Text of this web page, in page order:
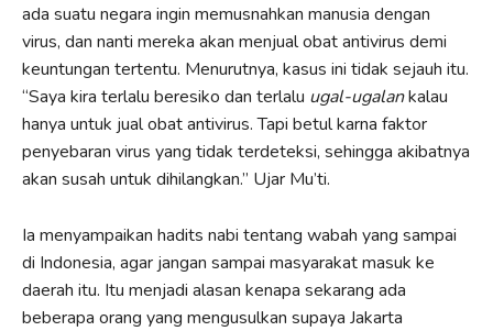
ada suatu negara ingin memusnahkan manusia dengan
virus, dan nanti mereka akan menjual obat antivirus demi
keuntungan tertentu. Menurutnya, kasus ini tidak sejauh itu.
“Saya kira terlalu beresiko dan terlalu ugal-ugalankalau
hanya untuk jual obat antivirus. Tapi betul karna faktor
penyebaran virus yang tidak terdeteksi, sehingga akibatnya
akan susah untuk dihilangkan.” Ujar Mu’ti.
Ia menyampaikan hadits nabi tentang wabah yang sampai
di Indonesia, agar jangan sampai masyarakat masuk ke
daerah itu. Itu menjadi alasan kenapa sekarang ada
beberapa orang yang mengusulkan supaya Jakarta